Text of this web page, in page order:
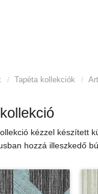
/ Tapéta kollekciók /
kézzel készített
hozzá illeszkedő